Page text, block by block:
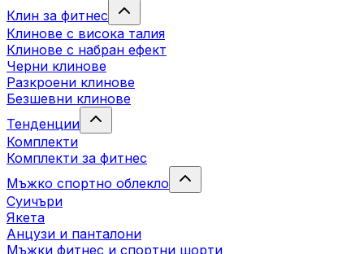
Клин за фитнес
Клинове с висока талия
Клинове с набран ефект
Черни клинове
Разкроени клинове
Безшевни клинове
Тенденции
Комплекти
Комплекти за фитнес
Мъжко спортно облекло
Суичъри
Якета
Aнцузи и панталони
Mъжки фитнес и спортни шорти